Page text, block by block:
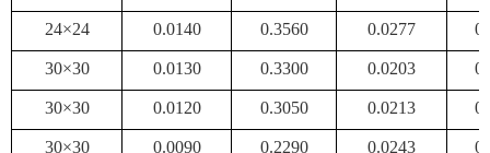
24×24 0.0140 0.3560 0.0277
30×30 0.0130 0.3300 0.0203
30×30 0.0120 0.3050 0.0213
30×30 0.0090 0.2290 0.0243